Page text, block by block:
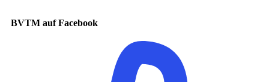
BVTM auf Facebook